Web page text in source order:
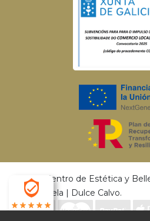
© 2026 Centro de Estética y
Compostela | Dulce Calvo.